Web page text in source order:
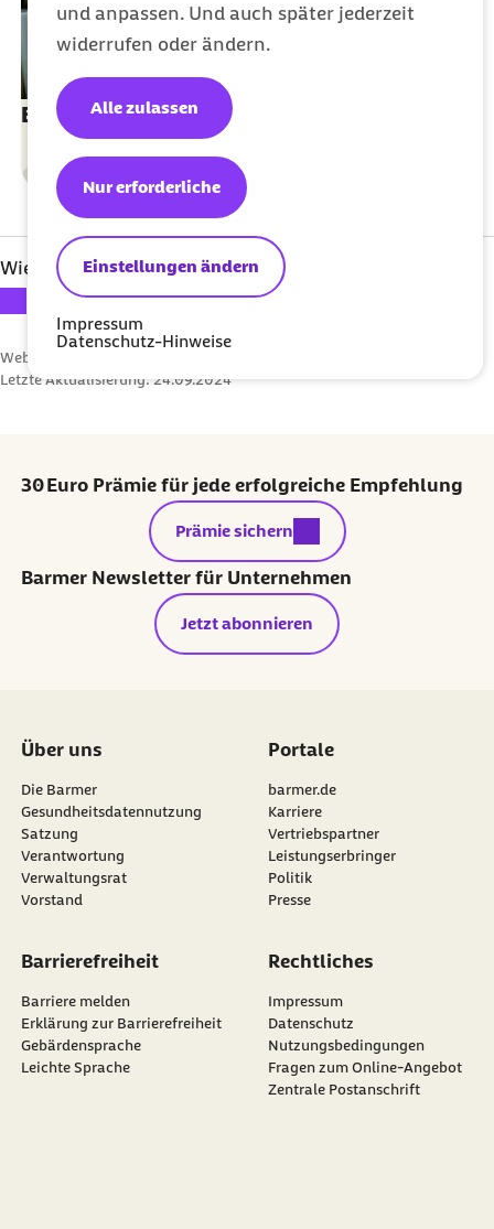
und anpassen. Und auch später jederzeit
widerrufen oder ändern.
Einstellungen ändern
Nur erforderliche
Alle zulassen
Impressum
Datenschutz-Hinweise
Elektronische Entgeltersatzleistung (EEL)
Kategorie
Sozialversicherung
Wie bewerten Sie diesen Artikel?
Ihre Bewertung: 1 Stern
Ihre Bewertung: 2 Sterne
Ihre Bewertung: 3 Sterne
Ihre Bewertung: 4 Sterne
Ihre Bewertung: 5 Sterne
Webcode: f004730
Letzte Aktualisierung: 24.09.2024
30 Euro Prämie für jede erfolgreiche Empfehlung
externer Link:
Prämie sichern
Barmer Newsletter für Unternehmen
Jetzt abonnieren
Über uns
Die Barmer
Gesundheitsdatennutzung
Satzung
Verantwortung
Verwaltungsrat
Vorstand
Portale
barmer.de
Karriere
Vertriebspartner
Leistungserbringer
Politik
Presse
Barrierefreiheit
Barriere melden
Erklärung zur Barrierefreiheit
Gebärdensprache
Leichte Sprache
Rechtliches
Impressum
Datenschutz
Nutzungsbedingungen
Fragen zum Online-Angebot
Zentrale Postanschrift